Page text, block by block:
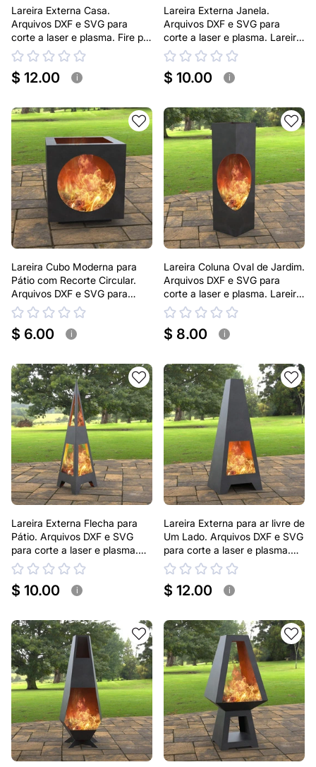
Lareira Externa Casa.
Arquivos DXF e SVG para
corte a laser e plasma. Fire pit
para Pátio
$ 12.00 i
Lareira Externa Janela.
Arquivos DXF e SVG para
corte a laser e plasma. Lareira
Externa para Jardim
$ 10.00 i
Lareira Cubo Moderna para
Pátio com Recorte Circular.
Arquivos DXF e SVG para
corte a laser e plasma. Lareira
de Quintal
$ 6.00 i
Lareira Coluna Oval de Jardim.
Arquivos DXF e SVG para
corte a laser e plasma. Lareira
para ar livre
$ 8.00 i
Lareira Externa Flecha para
Pátio. Arquivos DXF e SVG
para corte a laser e plasma.
Lareira tipo Chaminea
$ 10.00 i
Lareira Externa para ar livre de
Um Lado. Arquivos DXF e SVG
para corte a laser e plasma.
Lareira tipo Chaminea
$ 12.00 i